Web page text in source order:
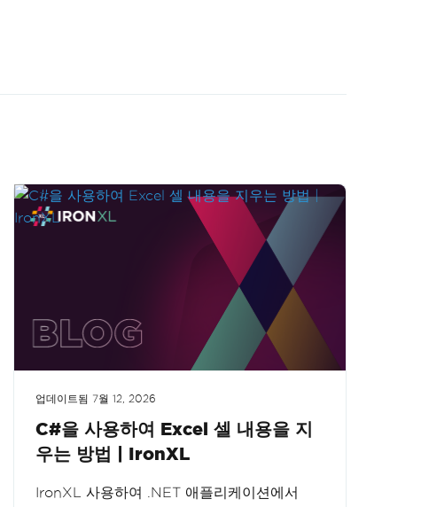
업데이트됨 7월 12, 2026
C#을 사용하여 Excel 셀 내용을 지
우는 방법 | IronXL
IronXL 사용하여 .NET 애플리케이션에서